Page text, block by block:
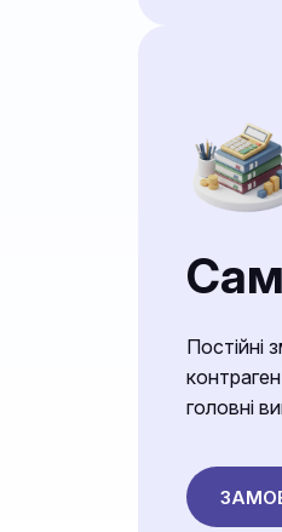
Постійні
головні